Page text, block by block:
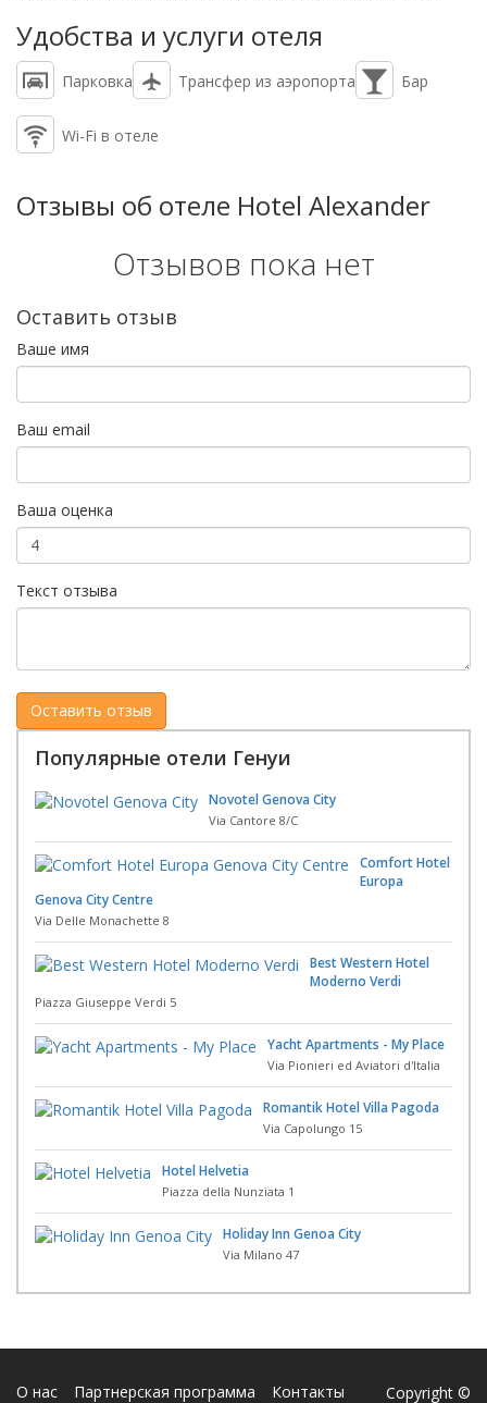
Удобства и услуги отеля
Парковка Трансфер из аэропорта Бар
Wi-Fi в отеле
Отзывы об отеле Hotel Alexander
Отзывов пока нет
Оставить отзыв
Ваше имя
Ваш email
Ваша оценка
Текст отзыва
Популярные отели Генуи
Novotel Genova City
Via Cantore 8/C
Comfort Hotel
Europa
Genova City Centre
Via Delle Monachette 8
Best Western Hotel
Moderno Verdi
Piazza Giuseppe Verdi 5
Yacht Apartments - My Place
Via Pionieri ed Aviatori d'Italia
Romantik Hotel Villa Pagoda
Via Capolungo 15
Hotel Helvetia
Piazza della Nunziata 1
Holiday Inn Genoa City
Via Milano 47
О нас Партнерская программа Контакты Copyright ©